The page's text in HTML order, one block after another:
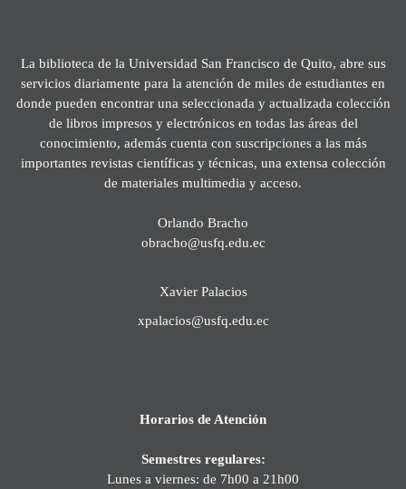
La biblioteca de la Universidad San Francisco de Quito, abre sus
servicios diariamente para la atención de miles de estudiantes en
donde pueden encontrar una seleccionada y actualizada colección
de libros impresos y electrónicos en todas las áreas del
conocimiento, además cuenta con suscripciones a las más
importantes revistas científicas y técnicas, una extensa colección
de materiales multimedia y acceso.
Orlando Bracho
obracho@usfq.edu.ec
Xavier Palacios
xpalacios@usfq.edu.ec
Horarios de Atención
Semestres regulares:
Lunes a viernes: de 7h00 a 21h00